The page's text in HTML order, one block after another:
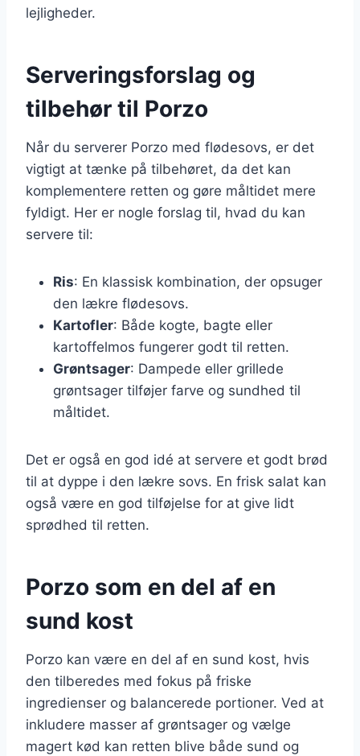
lejligheder.
Serveringsforslag og
tilbehør til Porzo
Når du serverer Porzo med flødesovs, er det
vigtigt at tænke på tilbehøret, da det kan
komplementere retten og gøre måltidet mere
fyldigt. Her er nogle forslag til, hvad du kan
servere til:
Ris: En klassisk kombination, der opsuger
den lækre flødesovs.
Kartofler: Både kogte, bagte eller
kartoffelmos fungerer godt til retten.
Grøntsager: Dampede eller grillede
grøntsager tilføjer farve og sundhed til
måltidet.
Det er også en god idé at servere et godt brød
til at dyppe i den lækre sovs. En frisk salat kan
også være en god tilføjelse for at give lidt
sprødhed til retten.
Porzo som en del af en
sund kost
Porzo kan være en del af en sund kost, hvis
den tilberedes med fokus på friske
ingredienser og balancerede portioner. Ved at
inkludere masser af grøntsager og vælge
magert kød kan retten blive både sund og